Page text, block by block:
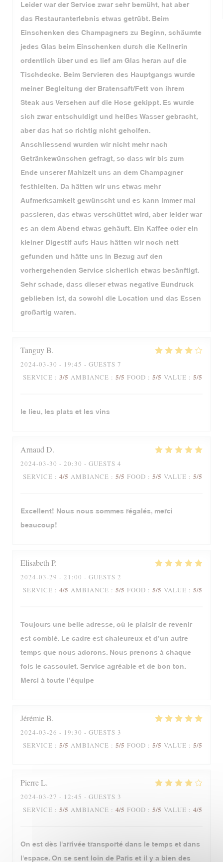
Leider war der Service zwar sehr bemüht, hat aber
das Restauranterlebnis etwas getrübt. Beim
Einschenken des Champagners zu Beginn, schäumte
jedes Glas beim Einschenken durch die Kellnerin
ordentlich über und es lief am Glas heran auf die
Tischdecke. Beim Servieren des Hauptgangs wurde
meiner Begleitung der Bratensaft/Fett von ihrem
Steak aus Versehen auf die Hose gekippt. Es wurde
sich zwar entschuldigt und heißes Wasser gebracht,
aber das hat so richtig nicht geholfen.
Anschliessend wurden wir nicht mehr nach
Getränkewünschen gefragt, so dass wir bis zum
Ende unserer Mahlzeit uns an dem Champagner
festhielten. Da hätten wir uns etwas mehr
Aufmerksamkeit gewünscht und es kann immer mal
passieren, das etwas verschüttet wird, aber leider war
es an dem Abend etwas gehäuft. Ein Kaffee oder ein
kleiner Digestif aufs Haus hätten wir noch nett
gefunden und hätte uns in Bezug auf den
vorhergehenden Service sicherlich etwas besänftigt.
Sehr schade, dass dieser etwas negative Eundruck
geblieben ist, da sowohl die Location und das Essen
großartig waren.
TanguyB
2024-03-30 - 19:45 - GUESTS 7
SERVICE : 3/5 AMBIANCE : 5/5 FOOD : 5/5 VALUE : 5/5
le lieu, les plats et les vins
ArnaudD
2024-03-30 - 20:30 - GUESTS 4
SERVICE : 4/5 AMBIANCE : 5/5 FOOD : 5/5 VALUE : 5/5
Excellent! Nous nous sommes régalés, merci
beaucoup!
ElisabethP
2024-03-29 - 21:00 - GUESTS 2
SERVICE : 4/5 AMBIANCE : 5/5 FOOD : 5/5 VALUE : 5/5
Toujours une belle adresse, où le plaisir de revenir
est comblé. Le cadre est chaleureux et d’un autre
temps que nous adorons. Nous prenons à chaque
fois le cassoulet. Service agréable et de bon ton.
Merci à toute l’équipe
JérémieB
2024-03-26 - 19:30 - GUESTS 3
SERVICE : 5/5 AMBIANCE : 5/5 FOOD : 5/5 VALUE : 5/5
PierreL
2024-03-27 - 12:45 - GUESTS 3
SERVICE : 5/5 AMBIANCE : 4/5 FOOD : 5/5 VALUE : 4/5
On est dès l'arrivée transporté dans le temps et dans
l'espace. On se sent loin de Paris et il y a bien des